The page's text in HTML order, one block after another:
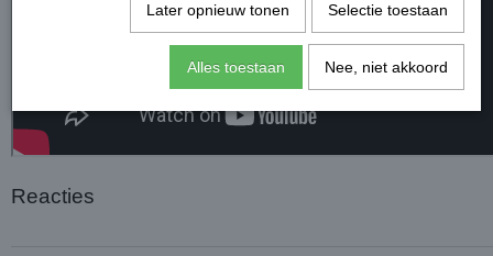
Reacties
Later opnieuw tonen Selectie toestaan
Alles toestaan Nee, niet akkoord